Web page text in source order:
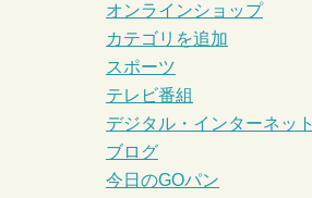
オンラインショップ
カテゴリを追加
スポーツ
テレビ番組
デジタル・インターネット
ブログ
今日のGOパン